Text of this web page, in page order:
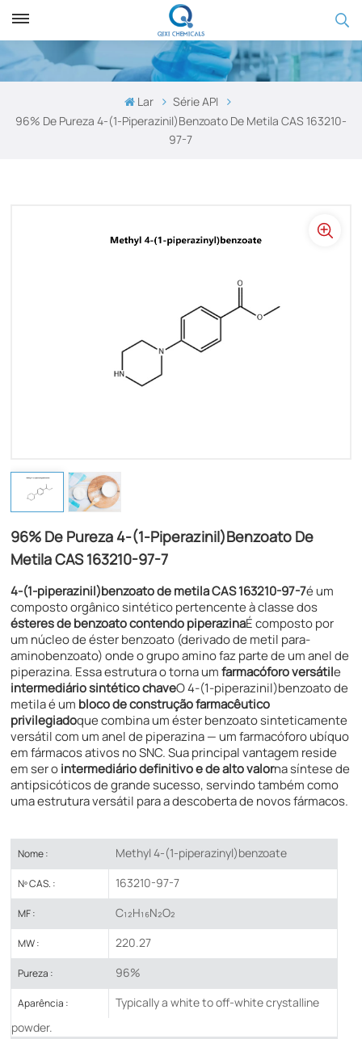
Lar
Série API
96% De Pureza 4-(1-Piperazinil)benzoato De Metila CAS 163210-
97-7
96% De Pureza 4-(1-Piperazinil)benzoato De
Metila CAS 163210-97-7
4-(1-piperazinil)benzoato de metila​ CAS 163210-97-7é um
composto orgânico sintético pertencente à classe dos
ésteres de benzoato contendo piperazinaÉ composto por
um núcleo de éster benzoato (derivado de metil para-
aminobenzoato) onde o grupo amino faz parte de um anel de
piperazina. Essa estrutura o torna umfarmacóforo versátile
intermediário sintético chaveO 4-(1-piperazinil)benzoato de
metila é um bloco de construção farmacêutico
privilegiadoque combina um éster benzoato sinteticamente
versátil com um anel de piperazina — um farmacóforo ubíquo
em fármacos ativos no SNC. Sua principal vantagem reside
em ser ointermediário definitivo e de alto valorna síntese de
antipsicóticos de grande sucesso, servindo também como
uma estrutura versátil para a descoberta de novos fármacos.
Nome : Methyl 4-(1-piperazinyl)benzoate
Nº CAS. : 163210-97-7
MF : C₁₂H₁₆N₂O₂
MW : 220.27
Pureza : 96%
Aparência :
Typically a white to off-white crystalline
powder.